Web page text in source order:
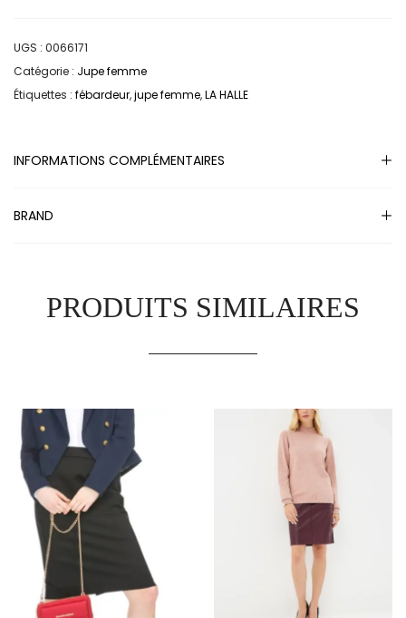
UGS : 0066171
Catégorie : Jupe femme
Étiquettes : fébardeur,jupe femme,LA HALLE
INFORMATIONS COMPLÉMENTAIRES
BRAND
PRODUITS SIMILAIRES